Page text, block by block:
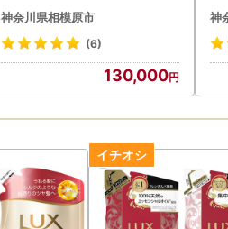
神奈川県相模原市
(6)
130,000
か
配
神